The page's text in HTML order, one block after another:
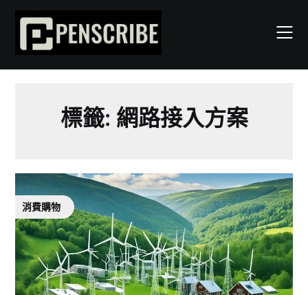
content
標籤: 網路接入方案
消費購物